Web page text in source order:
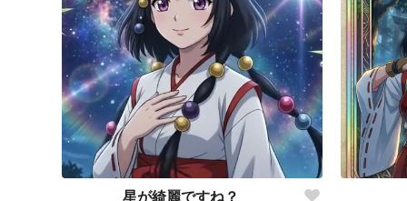
星が綺麗ですね？